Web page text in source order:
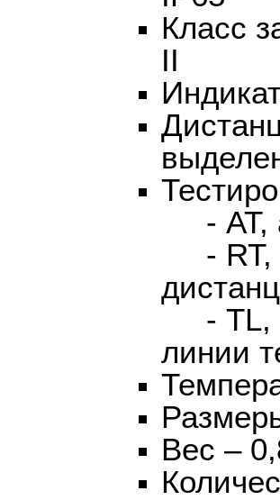
Класс
II
- AT,
- RT,
- TL,
линии
Вес –